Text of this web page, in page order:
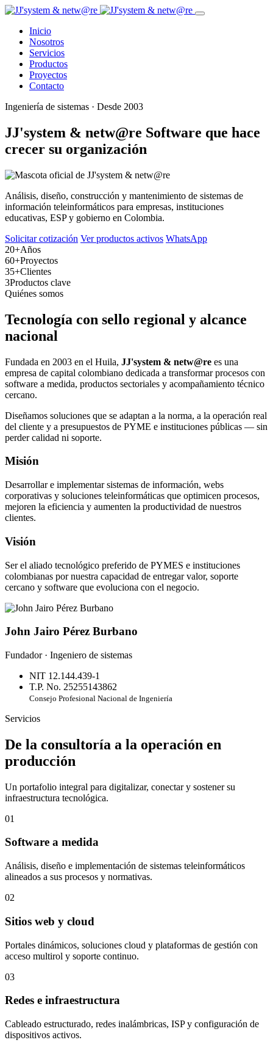
Inicio
Nosotros
Servicios
Productos
Proyectos
Contacto
Ingeniería de sistemas · Desde 2003
JJ'system & netw@re Software que hace
crecer su organización
Análisis, diseño, construcción y mantenimiento de sistemas de
información teleinformáticos para empresas, instituciones
educativas, ESP y gobierno en Colombia.
Solicitar cotización Ver productos activos WhatsApp
20+Años
60+Proyectos
35+Clientes
3Productos clave
Quiénes somos
Tecnología con sello regional y alcance
nacional
Fundada en 2003 en el Huila, JJ'system & netw@re es una
empresa de capital colombiano dedicada a transformar procesos con
software a medida, productos sectoriales y acompañamiento técnico
cercano.
Diseñamos soluciones que se adaptan a la norma, a la operación real
del cliente y a presupuestos de PYME e instituciones públicas — sin
perder calidad ni soporte.
Misión
Desarrollar e implementar sistemas de información, webs
corporativas y soluciones teleinformáticas que optimicen procesos,
mejoren la eficiencia y aumenten la productividad de nuestros
clientes.
Visión
Ser el aliado tecnológico preferido de PYMES e instituciones
colombianas por nuestra capacidad de entregar valor, soporte
cercano y software que evoluciona con el negocio.
John Jairo Pérez Burbano
Fundador · Ingeniero de sistemas
NIT 12.144.439-1
T.P. No. 25255143862
Consejo Profesional Nacional de Ingeniería
Servicios
De la consultoría a la operación en
producción
Un portafolio integral para digitalizar, conectar y sostener su
infraestructura tecnológica.
01
Software a medida
Análisis, diseño e implementación de sistemas teleinformáticos
alineados a sus procesos y normativas.
02
Sitios web y cloud
Portales dinámicos, soluciones cloud y plataformas de gestión con
acceso multirol y soporte continuo.
03
Redes e infraestructura
Cableado estructurado, redes inalámbricas, ISP y configuración de
dispositivos activos.